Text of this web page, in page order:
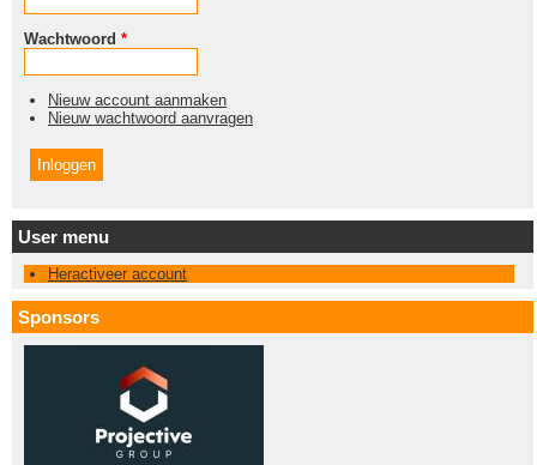
Wachtwoord *
Nieuw account aanmaken
Nieuw wachtwoord aanvragen
User menu
Heractiveer account
Sponsors